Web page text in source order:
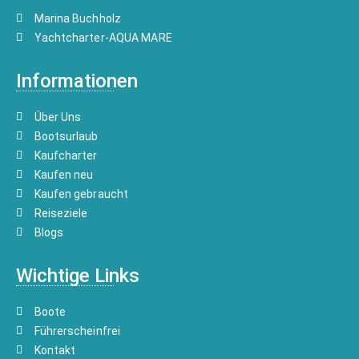
Marina Buchholz
Yachtcharter-AQUA MARE
Informationen
Über Uns
Bootsurlaub
Kaufcharter
Kaufen neu
Kaufen gebraucht
Reiseziele
Blogs
Wichtige Links
Boote
Führerscheinfrei
Kontakt